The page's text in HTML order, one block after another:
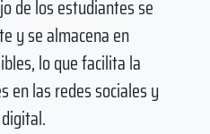
de los estudiantes se
y se almacena en
lo que facilita la
en las redes sociales y